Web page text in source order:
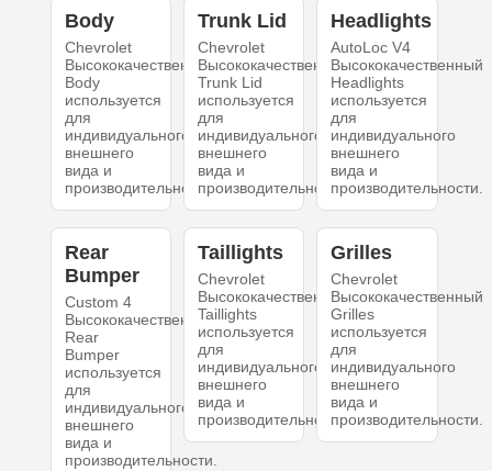
Body
Chevrolet
Высококачественный
Body
используется
для
индивидуального
внешнего
вида и
производительности.
Trunk Lid
Chevrolet
Высококачественный
Trunk Lid
используется
для
индивидуального
внешнего
вида и
производительности.
Headlights
AutoLoc V4
Высококачественный
Headlights
используется
для
индивидуального
внешнего
вида и
производительности.
Rear
Bumper
Custom 4
Высококачественный
Rear
Bumper
используется
для
индивидуального
внешнего
вида и
производительности.
Taillights
Chevrolet
Высококачественный
Taillights
используется
для
индивидуального
внешнего
вида и
производительности.
Grilles
Chevrolet
Высококачественный
Grilles
используется
для
индивидуального
внешнего
вида и
производительности.